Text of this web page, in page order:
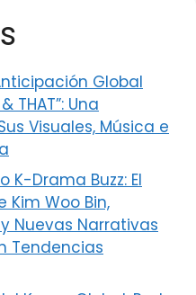
Global
THAT”: Una
Visuales, Música e
K-Drama Buzz: El
Kim Woo Bin,
Nuevas Narrativas
Tendencias